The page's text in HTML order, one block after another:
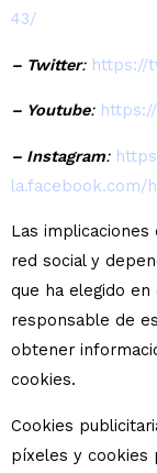
43/
– Twitter: https://
– Youtube:
– Instagram:
la.facebook.com/
Las
red social y
que ha elegido
responsable de
obtener
cookies.
Cookies
píxeles y cookies